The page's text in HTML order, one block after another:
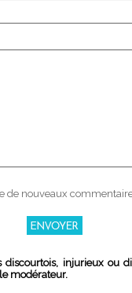
de nouveaux
discourtois, injurieux ou
modérateur.